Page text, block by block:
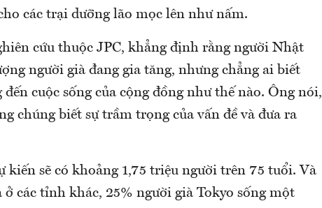
các trại dưỡng lão mọc lên như nấm.
cứu thuộc JPC, khẳng định rằng người Nhật
người già đang gia tăng, nhưng chẳng ai biết
cuộc sống của cộng đồng như thế nào. Ông nói,
chúng biết sự trầm trọng của vấn đề và đưa ra
kiến sẽ có khoảng 1,75 triệu người trên 75 tuổi. Và
các tỉnh khác, 25% người già Tokyo sống một